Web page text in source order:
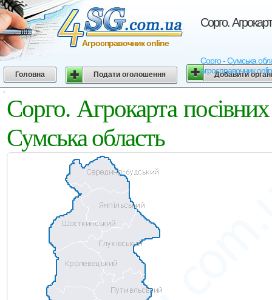
Сорго.
Сорго - Сумська
агросправочник
Агросправочник online
Головна Подати оголошення Добавити
Сорго. Агрокарта
Сумська область